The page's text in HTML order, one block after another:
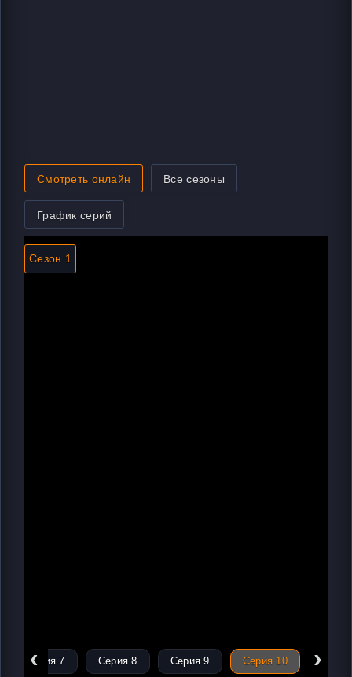
Смотреть онлайн Все сезоны
График серий
Сезон 1
‹
Серия 7 Серия 8 Серия 9 Серия 10 ›